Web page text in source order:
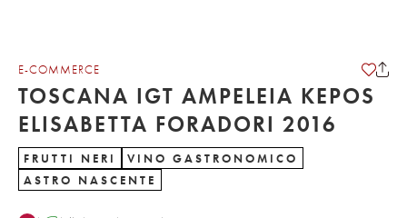
E-COMMERCE
TOSCANA IGT AMPELEIA KEPOS
ELISABETTA FORADORI 2016
FRUTTI NERI
VINO GASTRONOMICO
ASTRO NASCENTE